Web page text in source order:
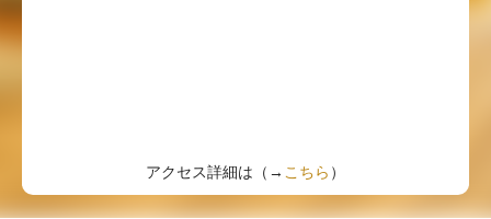
アクセス詳細は（→ こちら ）